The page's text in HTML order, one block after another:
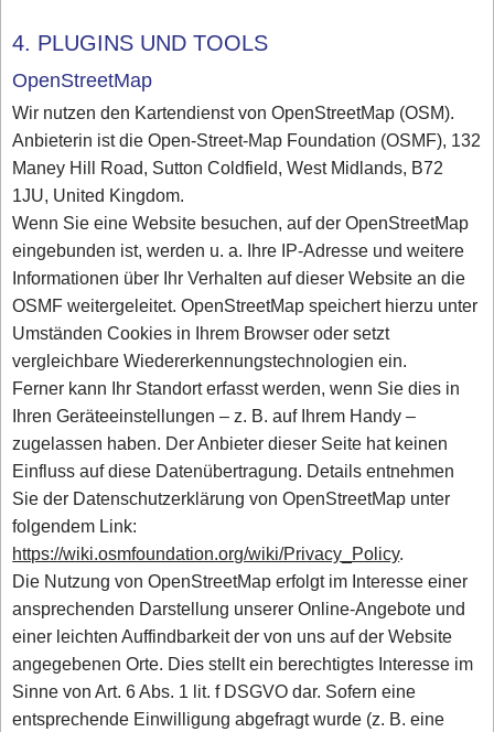
4. PLUGINS UND TOOLS
OpenStreetMap
Wir nutzen den Kartendienst von OpenStreetMap (OSM).
Anbieterin ist die Open-Street-Map Foundation (OSMF), 132
Maney Hill Road, Sutton Coldfield, West Midlands, B72
1JU, United Kingdom.
Wenn Sie eine Website besuchen, auf der OpenStreetMap
eingebunden ist, werden u. a. Ihre IP-Adresse und weitere
Informationen über Ihr Verhalten auf dieser Website an die
OSMF weitergeleitet. OpenStreetMap speichert hierzu unter
Umständen Cookies in Ihrem Browser oder setzt
vergleichbare Wiedererkennungstechnologien ein.
Ferner kann Ihr Standort erfasst werden, wenn Sie dies in
Ihren Geräteeinstellungen – z. B. auf Ihrem Handy –
zugelassen haben. Der Anbieter dieser Seite hat keinen
Einfluss auf diese Datenübertragung. Details entnehmen
Sie der Datenschutzerklärung von OpenStreetMap unter
folgendem Link:
https://wiki.osmfoundation.org/wiki/Privacy_Policy.
Die Nutzung von OpenStreetMap erfolgt im Interesse einer
ansprechenden Darstellung unserer Online-Angebote und
einer leichten Auffindbarkeit der von uns auf der Website
angegebenen Orte. Dies stellt ein berechtigtes Interesse im
Sinne von Art. 6 Abs. 1 lit. f DSGVO dar. Sofern eine
entsprechende Einwilligung abgefragt wurde (z. B. eine